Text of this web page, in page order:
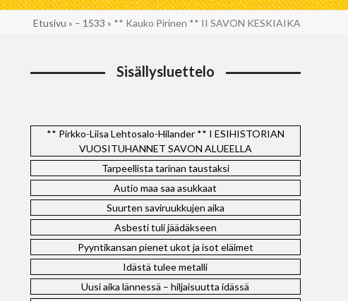
Etusivu » – 1533 » ** Kauko Pirinen ** II SAVON KESKIAIKA
Sisällysluettelo
** Pirkko-Liisa Lehtosalo-Hilander ** I ESIHISTORIAN
VUOSITUHANNET SAVON ALUEELLA
Tarpeellista tarinan taustaksi
Autio maa saa asukkaat
Suurten saviruukkujen aika
Asbesti tuli jäädäkseen
Pyyntikansan pienet ukot ja isot eläimet
Idästä tulee metalli
Uusi aika lännessä – hiljaisuutta idässä